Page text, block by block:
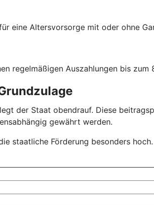
eine Altersvorsorge mit oder ohne
regelmäßigen Auszahlungen bis
der Staat obendrauf. Diese
gewährt werden.
staatliche Förderung besonders